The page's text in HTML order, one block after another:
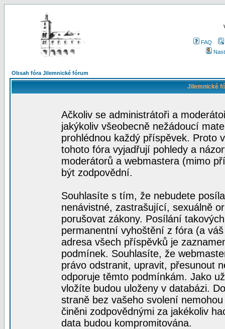
FAQ
Obsah fóra Jilemnické fórum
Jilemnické
Ačkoliv se administrátoři a
jakýkoliv všeobecně nežádoucí
prohlédnou každý příspěvek. Proto
tohoto fóra vyjadřují pohledy a
moderátorů a webmastera (mimo
být zodpovědní.
Souhlasíte s tím, že nebudete
nenávistné, zastrašující, sexuálně
porušovat zákony. Posílání
permanentní vyhoštění z fóra (a
adresa všech příspěvků je
podmínek. Souhlasíte, že
právo odstranit, upravit, přesunout
odporuje těmto podmínkám. Jako
vložíte budou uloženy v databázi.
straně bez vašeho svolení
činěni zodpovědnými za jakékoliv
data budou kompromitována.